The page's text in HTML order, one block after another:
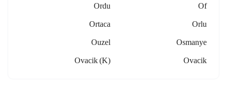
Of
Ordu
Orlu
Ortaca
Osmanye
Ouzel
Ovacik
Ovacik (k)